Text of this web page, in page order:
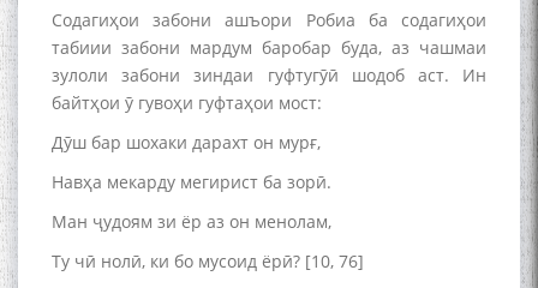
Содагиҳои забони ашъори Робиа ба содагиҳои
табиии забони мардум баробар буда, аз чашмаи
зулоли забони зиндаи гуфтугӯӣ шодоб аст. Ин
байтҳои ӯ гувоҳи гуфтаҳои мост:
Дӯш бар шохаки дарахт он мурғ,
Навҳа мекарду мегирист ба зорӣ.
Ман ҷудоям зи ёр аз он менолам,
Ту чӣ нолӣ, ки бо мусоид ёрӣ? [10, 76]